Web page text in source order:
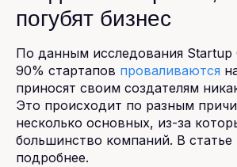
погубят бизнес
По данным исследования Startup
90% стартапов проваливаются
приносят своим создателям
Это происходит по разным
несколько основных, из-за
большинство компаний. В
подробнее.